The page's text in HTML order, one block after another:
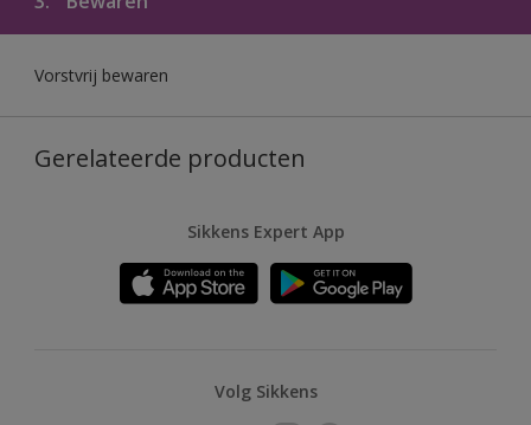
Vorstvrij bewaren
Gerelateerde producten
Sikkens Expert App
Volg Sikkens